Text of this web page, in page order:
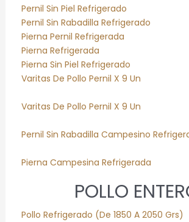
Pernil Sin Piel Refrigerado
Pernil Sin Rabadilla Refrigerado
Pierna Pernil Refrigerada
Pierna Refrigerada
Pierna Sin Piel Refrigerado
Varitas De Pollo Pernil X 9 Un
Varitas De Pollo Pernil X 9 Un
Pernil Sin Rabadilla Campesino
Pierna Campesina Refrigerada
POLLO
Pollo Refrigerado (De 1850 A 2050 Grs)